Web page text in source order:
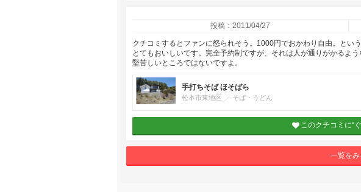
投稿：2011/04/27
クチコミするとファンに怒られそう。1000円でおかわり自由。とい
とてもおいしいです。完全予約制ですが、それは人が通りがかるよ
堅苦しいところではないですよ。
手打ちそば ほそばら
松本市東地区 そば・うどん
このクチコミに“
一覧をみ